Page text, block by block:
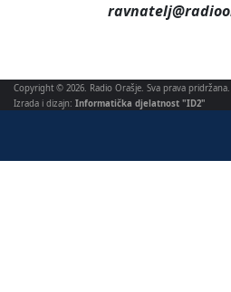
Copyright © 2026. Radio Orašje. Sva prava pridržana.
Izrada i dizajn: Informatička djelatnost "ID2"